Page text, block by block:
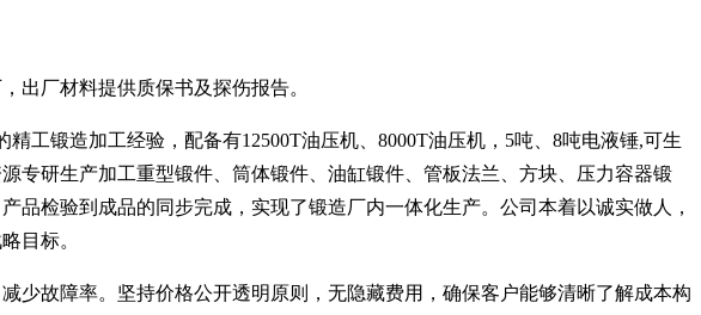
出厂材料提供质保书及探伤报告。
工锻造加工经验，配备有12500T油压机、8000T油压机，5吨、8吨电液锤,可生
专研生产加工重型锻件、筒体锻件、油缸锻件、管板法兰、方块、压力容器锻
检验到成品的同步完成，实现了锻造厂内一体化生产。公司本着以诚实做人，
目标。
少故障率。坚持价格公开透明原则，无隐藏费用，确保客户能够清晰了解成本构